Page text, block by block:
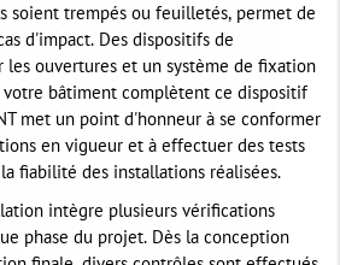
soient trempés ou feuilletés, permet de
d'impact. Des dispositifs de
les ouvertures et un système de fixation
votre bâtiment complètent ce dispositif
met un point d'honneur à se conformer
en vigueur et à effectuer des tests
fiabilité des installations réalisées.
intègre plusieurs vérifications
phase du projet. Dès la conception